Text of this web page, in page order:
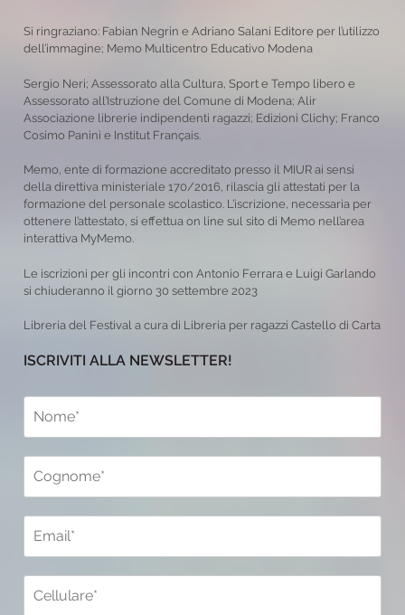
Si ringraziano: Fabian Negrin e Adriano Salani Editore per l’utilizzo
dell’immagine; Memo Multicentro Educativo Modena
Sergio Neri; Assessorato alla Cultura, Sport e Tempo libero e
Assessorato all’Istruzione del Comune di Modena; Alir
Associazione librerie indipendenti ragazzi; Edizioni Clichy; Franco
Cosimo Panini e Institut Français.
Memo, ente di formazione accreditato presso il MIUR ai sensi
della direttiva ministeriale 170/2016, rilascia gli attestati per la
formazione del personale scolastico. L’iscrizione, necessaria per
ottenere l’attestato, si effettua on line sul sito di Memo nell’area
interattiva MyMemo.
Le iscrizioni per gli incontri con Antonio Ferrara e Luigi Garlando
si chiuderanno il giorno 30 settembre 2023
Libreria del Festival a cura di Libreria per ragazzi Castello di Carta
ISCRIVITI ALLA NEWSLETTER!